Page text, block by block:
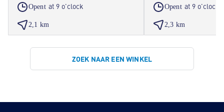
Opent at 9 o'clock
2,1 km
Opent at 9 o'clock
2,3 km
ZOEK NAAR EEN WINKEL